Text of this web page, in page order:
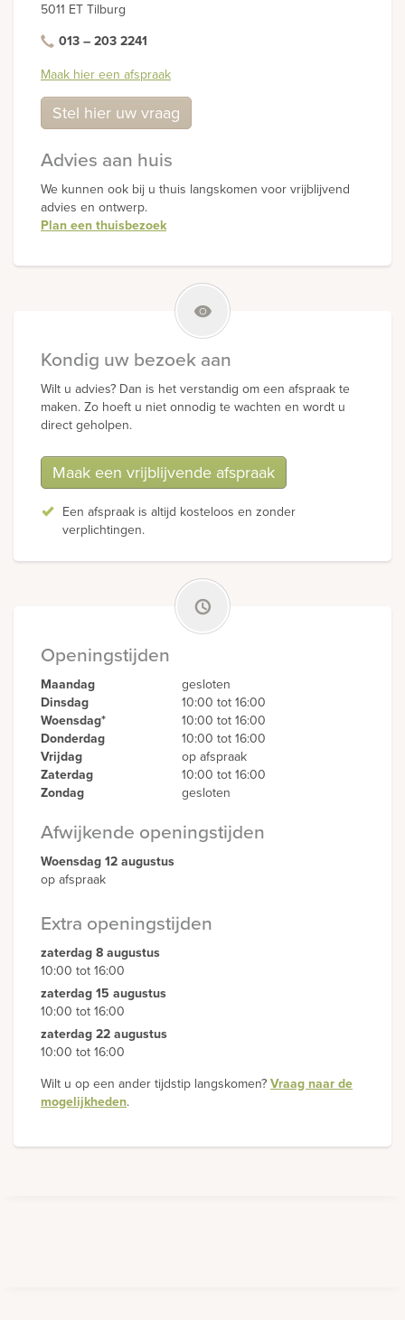
5011 ET Tilburg
013 – 203 2241
Maak hier een afspraak
Stel hier uw vraag
Advies aan huis
We kunnen ook bij u thuis langskomen voor vrijblijvend
advies en ontwerp.
Plan een thuisbezoek
Kondig uw bezoek aan
Wilt u advies? Dan is het verstandig om een afspraak te
maken. Zo hoeft u niet onnodig te wachten en wordt u
direct geholpen.
Maak een vrijblijvende afspraak
Een afspraak is altijd kosteloos en zonder
verplichtingen.
Openingstijden
Maandag
gesloten
Dinsdag
10:00 tot 16:00
Woensdag*
10:00 tot 16:00
Donderdag
10:00 tot 16:00
Vrijdag
op afspraak
Zaterdag
10:00 tot 16:00
Zondag
gesloten
Afwijkende openingstijden
Woensdag 12 augustus
op afspraak
Extra openingstijden
zaterdag 8 augustus
10:00 tot 16:00
zaterdag 15 augustus
10:00 tot 16:00
zaterdag 22 augustus
10:00 tot 16:00
Wilt u op een ander tijdstip langskomen? Vraag naar de
mogelijkheden.